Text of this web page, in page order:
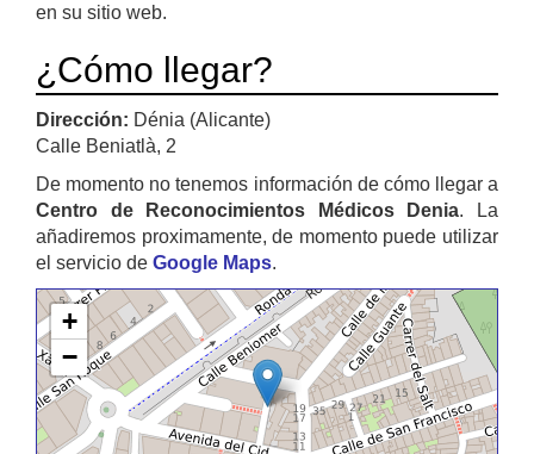
en su sitio web.
¿Cómo llegar?
Dirección: Dénia (Alicante)
Calle Beniatlà, 2
De momento no tenemos información de cómo llegar a
Centro de Reconocimientos Médicos Denia. La
añadiremos proximamente, de momento puede utilizar
el servicio de Google Maps.
+
−